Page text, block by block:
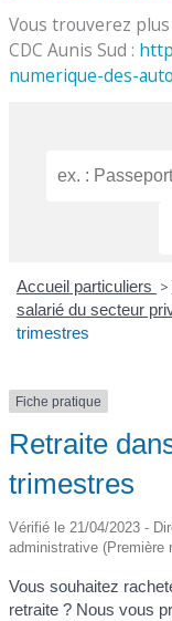
Vous trouverez
CDC Aunis Sud :
numerique-des-
Accueil particuliers >
salarié du secteur
trimestres
Fiche pratique
Retraite
trimestres
Vérifié le 21/04/2023 -
administrative (Première
Vous souhaitez
retraite ? Nous vous